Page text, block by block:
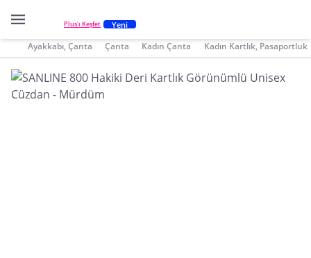
Plus'ı Keşfet Yeni
Ayakkabı, Çanta Çanta Kadın Çanta Kadın Kartlık, Pasaportluk